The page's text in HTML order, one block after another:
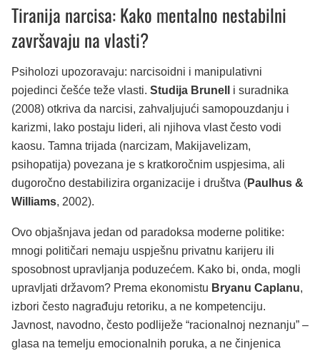
Tiranija narcisa: Kako mentalno nestabilni
završavaju na vlasti?
Psiholozi upozoravaju: narcisoidni i manipulativni
pojedinci češće teže vlasti. Studija Brunell
i suradnika
(2008) otkriva da narcisi, zahvaljujući samopouzdanju i
karizmi, lako postaju lideri, ali njihova vlast često vodi
kaosu. Tamna trijada (narcizam, Makijavelizam,
psihopatija) povezana je s kratkoročnim uspjesima, ali
dugoročno destabilizira organizacije i društva (Paulhus &
Williams, 2002).
Ovo objašnjava jedan od paradoksa moderne politike:
mnogi političari nemaju uspješnu privatnu karijeru ili
sposobnost upravljanja poduzećem. Kako bi, onda, mogli
upravljati državom? Prema ekonomistu Bryanu Caplanu,
izbori često nagrađuju retoriku, a ne kompetenciju.
Javnost, navodno, često podliježe “racionalnoj neznanju” –
glasa na temelju emocionalnih poruka, a ne činjenica